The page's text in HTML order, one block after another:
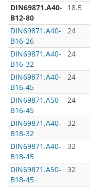
DIN69871.А40-
B12-80
18.5
DIN69871.А40-
B16-26
24
DIN69871.А40-
B16-32
24
DIN69871.А40-
B16-45
24
DIN69871.А50-
B16-45
24
DIN69871.А40-
B18-32
32
DIN69871.А40-
B18-45
32
DIN69871.А50-
B18-45
32